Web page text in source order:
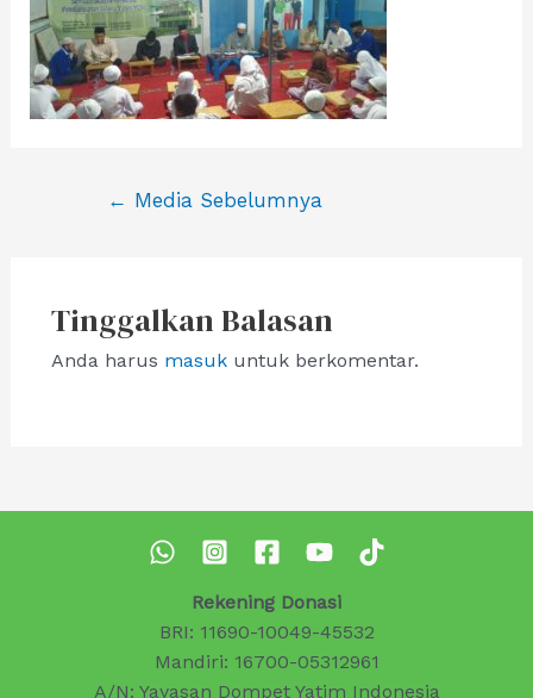
Navigasi
← Media Sebelumnya
Tinggalkan Balasan
Anda harus masukuntuk berkomentar.
Rekening Donasi
BRI: 11690-10049-45532
Mandiri: 16700-05312961
A/N: Yayasan Dompet Yatim Indonesia